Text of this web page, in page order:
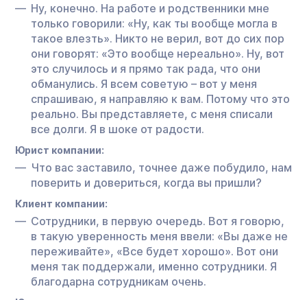
Ну, конечно. На работе и родственники мне
только говорили: «Ну, как ты вообще могла в
такое влезть». Никто не верил, вот до сих пор
они говорят: «Это вообще нереально». Ну, вот
это случилось и я прямо так рада, что они
обманулись. Я всем советую – вот у меня
спрашиваю, я направляю к вам. Потому что это
реально. Вы представляете, с меня списали
все долги. Я в шоке от радости.
Юрист компании:
Что вас заставило, точнее даже побудило, нам
поверить и довериться, когда вы пришли?
Клиент компании:
Сотрудники, в первую очередь. Вот я говорю,
в такую уверенность меня ввели: «Вы даже не
переживайте», «Все будет хорошо». Вот они
меня так поддержали, именно сотрудники. Я
благодарна сотрудникам очень.